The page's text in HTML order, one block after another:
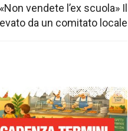
vendete l’ex scuola» Il
da un comitato locale